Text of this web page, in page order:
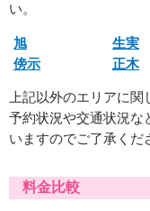
い。
旭 生実
傍示
正木
上記以外のエリアに関
予約状況や交通状況な
いますのでご了承くだ
料金比較